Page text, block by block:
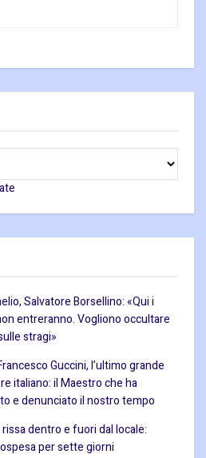
Salvatore Borsellino: «Qui i
entreranno. Vogliono occultare
stragi»
Guccini, l’ultimo grande
italiano: il Maestro che ha
e denunciato il nostro tempo
dentro e fuori dal locale:
per sette giorni